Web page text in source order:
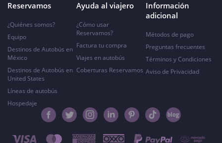
Reservamos
¿Quiénes somos?
Equipo
Destinos de Autobús en
México
Destinos de Autobús en
United States
Líneas de autobús
Hospedaje
Ayuda al viajero
¿Cómo usar
Reservamos?
Factura tu compra
Viajes en autobús
Coberturas Reservamos
Información
adicional
Métodos de pago
Preguntas frecuentes
Términos y Condiciones
Aviso de Privacidad